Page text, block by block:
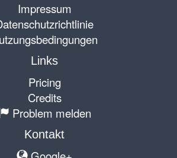
Impressum
Links
Pricing
Credits
Problem melden
Kontakt